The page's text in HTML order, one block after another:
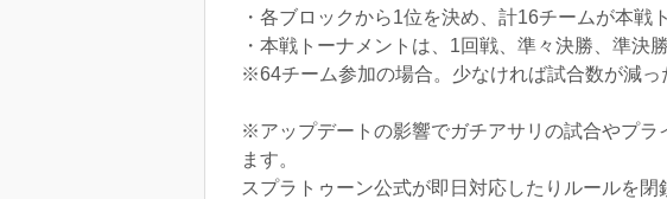
・各ブロックから1位を決め、計16チームが本戦
・本戦トーナメントは、1回戦、準々決勝、準決
※64チーム参加の場合。少なければ試合数が減
※アップデートの影響でガチアサリの試合やプラ
ます。
スプラトゥーン公式が即日対応したりルールを